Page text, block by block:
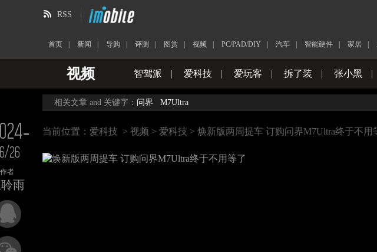
RSS
首页 新闻 导购 评测 图赏 视频 PC/PAD/DIY 汽车 智能硬件 家居
视频 智驾派 | 爱科技 | 爱玩客 | 拆了装 | 张小黑 |
26
作者
雨
相关文章 and 关键字： 问界 M7Ultra
当前位置： 爱科技 > 视频 > 爱科技 > 焕新版两周提车 订购问界M7Ultra终于不用